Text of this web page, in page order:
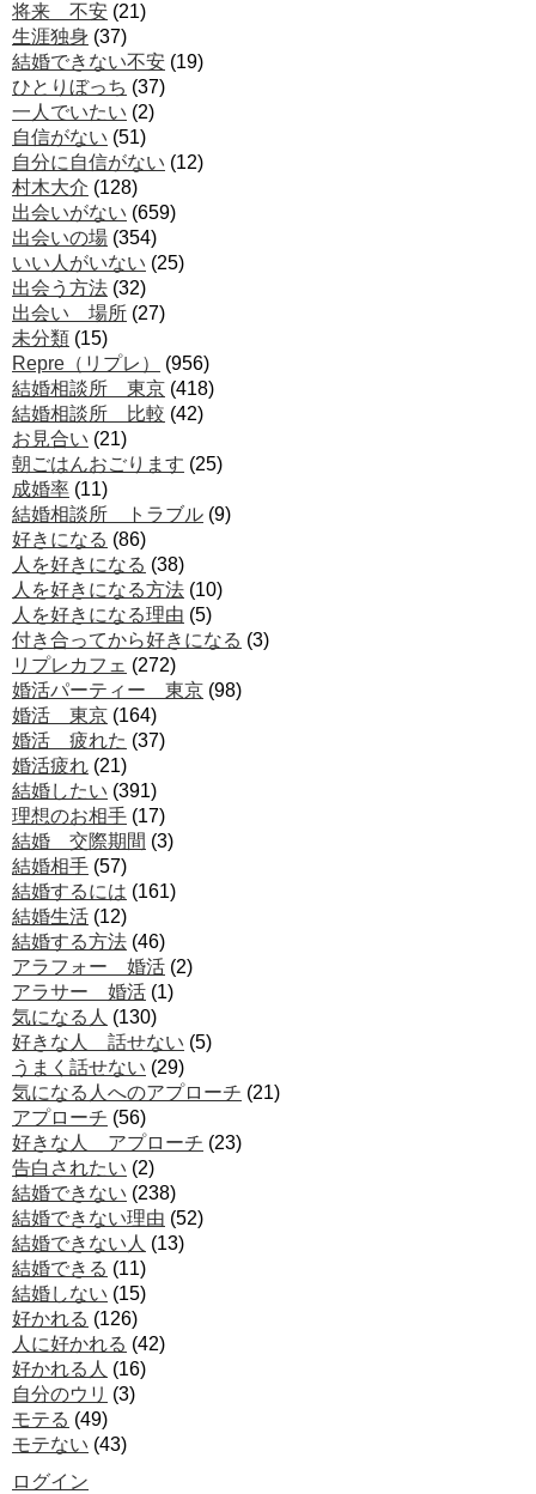
将来 不安 (21)
生涯独身 (37)
結婚できない不安 (19)
ひとりぼっち (37)
一人でいたい (2)
自信がない (51)
自分に自信がない (12)
村木大介 (128)
出会いがない (659)
出会いの場 (354)
いい人がいない (25)
出会う方法 (32)
出会い 場所 (27)
未分類 (15)
Repre（リプレ）
(956)
結婚相談所 東京 (418)
結婚相談所 比較 (42)
お見合い (21)
朝ごはんおごります (25)
成婚率 (11)
結婚相談所 トラブル (9)
好きになる (86)
人を好きになる (38)
人を好きになる方法 (10)
人を好きになる理由 (5)
付き合ってから好きになる (3)
リプレカフェ (272)
婚活パーティー 東京 (98)
婚活 東京 (164)
婚活 疲れた (37)
婚活疲れ (21)
結婚したい (391)
理想のお相手 (17)
結婚 交際期間 (3)
結婚相手 (57)
結婚するには (161)
結婚生活 (12)
結婚する方法 (46)
アラフォー 婚活 (2)
アラサー 婚活 (1)
気になる人 (130)
好きな人 話せない (5)
うまく話せない (29)
気になる人へのアプローチ (21)
アプローチ (56)
好きな人 アプローチ (23)
告白されたい (2)
結婚できない (238)
結婚できない理由 (52)
結婚できない人 (13)
結婚できる (11)
結婚しない (15)
好かれる (126)
人に好かれる (42)
好かれる人 (16)
自分のウリ (3)
モテる (49)
モテない (43)
ログイン